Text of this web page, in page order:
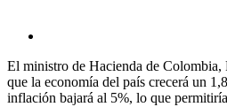
El ministro de Hacienda de
que la economía del país crecerá un
inflación bajará al 5%, lo que